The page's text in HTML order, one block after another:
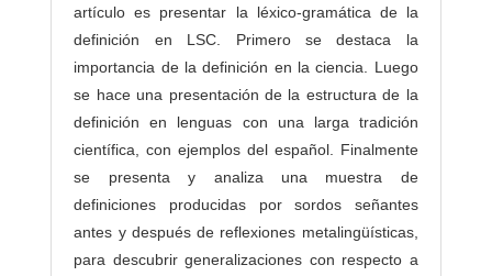
artículo es presentar la léxico-gramática de la
definición en LSC. Primero se destaca la
importancia de la definición en la ciencia. Luego
se hace una presentación de la estructura de la
definición en lenguas con una larga tradición
científica, con ejemplos del español. Finalmente
se presenta y analiza una muestra de
definiciones producidas por sordos señantes
antes y después de reflexiones metalingüísticas,
para descubrir generalizaciones con respecto a